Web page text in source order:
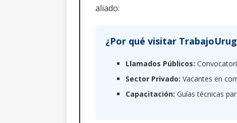
aliado:
¿Por qué visitar
Llamados Públicos:
Sector Privado: Vacantes en
Capacitación: Guías técnicas